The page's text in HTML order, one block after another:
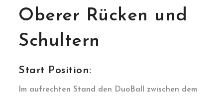
Oberer Rücken und
Schultern
Start Position:
Im aufrechten Stand den DuoBall zwischen dem